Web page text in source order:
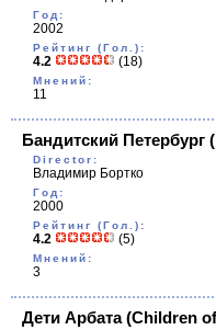
Год:
2002
Рейтинг (Гол.):
4.2 (18)
Мнений:
11
Бандитский Петербург
Director:
Владимир Бортко
Год:
2000
Рейтинг (Гол.):
4.2 (5)
Мнений:
3
Дети Арбата(Children